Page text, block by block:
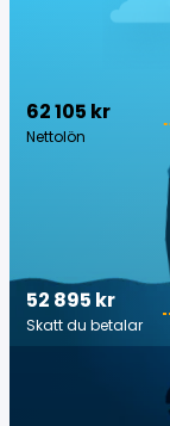
62 105 kr
Nettolön
52 895 kr
Skatt du betalar